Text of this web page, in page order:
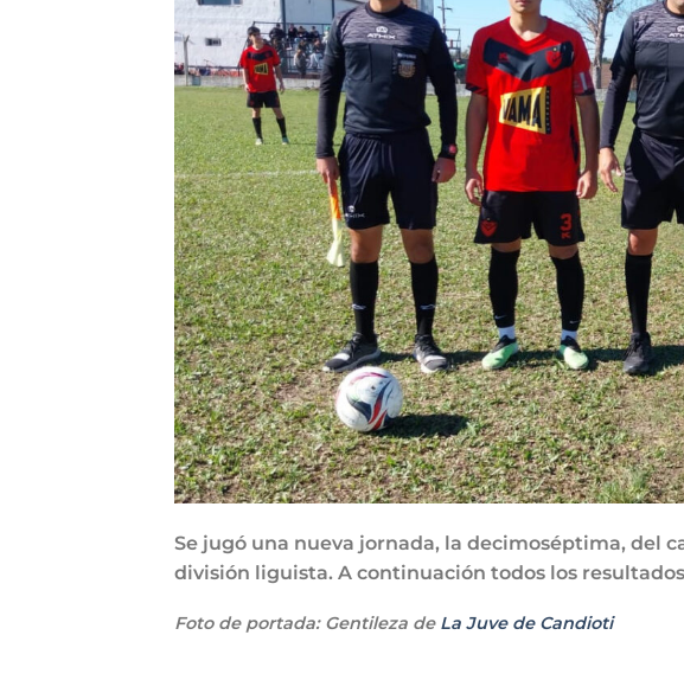
Se jugó una nueva jornada, la decimoséptima, del
división liguista. A continuación todos los
Foto de portada: Gentileza de La Juve de Candioti